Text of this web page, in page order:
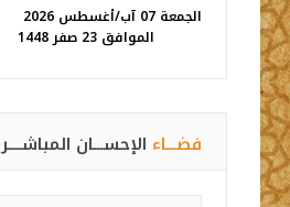
الجمعة 07 آب/أغسطس 2026
الموافق 23 صفر 1448
فضـــاء الإحســـان المباشــــر